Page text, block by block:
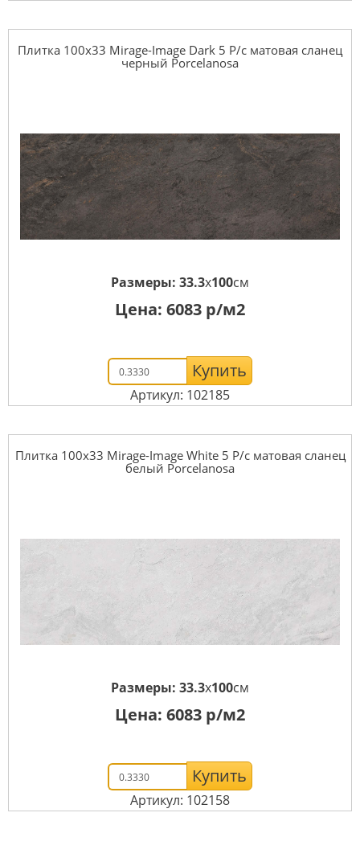
Плитка 100x33 Mirage-Image Dark 5 P/c матовая сланец
черный Porcelanosa
Размеры: 33.3x100см
Цена: 6083 р/м2
Купить
Артикул: 102185
Плитка 100x33 Mirage-Image White 5 P/c матовая сланец
белый Porcelanosa
Размеры: 33.3x100см
Цена: 6083 р/м2
Купить
Артикул: 102158